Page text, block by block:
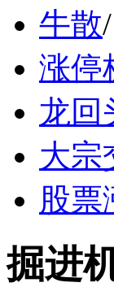
牛散/
涨停
龙回
大宗
股票
掘进